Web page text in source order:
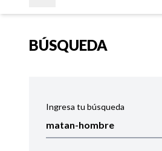
BÚSQUEDA
Ingresa tu búsqueda